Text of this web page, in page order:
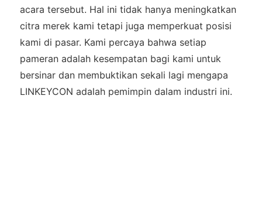
acara tersebut. Hal ini tidak hanya meningkatkan
citra merek kami tetapi juga memperkuat posisi
kami di pasar. Kami percaya bahwa setiap
pameran adalah kesempatan bagi kami untuk
bersinar dan membuktikan sekali lagi mengapa
LINKEYCON adalah pemimpin dalam industri ini.